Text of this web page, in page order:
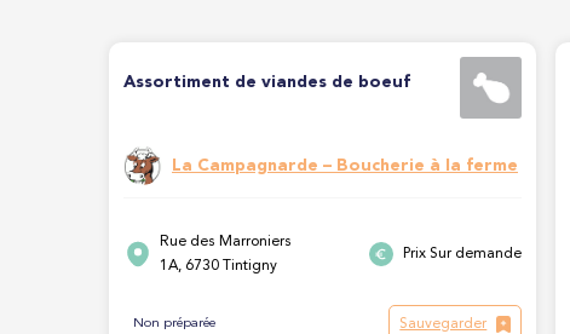
Assortiment de viandes de boeuf
La Campagnarde – Boucherie à la ferme
Rue des Marroniers
1A, 6730 Tintigny
Prix Sur demande
Non préparée Sauvegarder